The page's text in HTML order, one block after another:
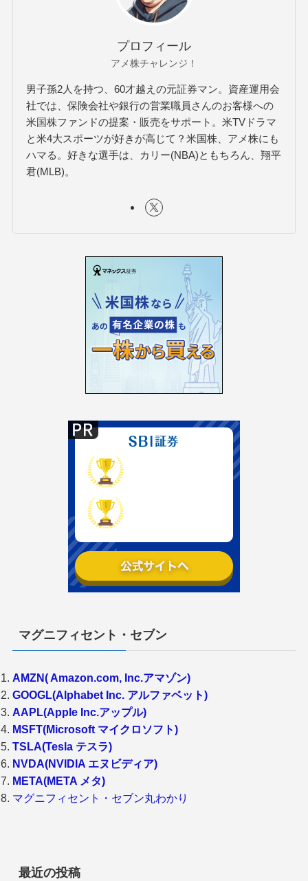
プロフィール
アメ株チャレンジ！
男子孫2人を持つ、60才越えの元証券マン。資産運用会
社では、保険会社や銀行の営業職員さんのお客様への
米国株ファンドの提案・販売をサポート。米TVドラマ
と米4大スポーツが好きが高じて？米国株、アメ株にも
ハマる。好きな選手は、カリー(NBA)ともちろん、翔平
君(MLB)。
マグニフィセント・セブン
AMZN( Amazon.com, Inc.アマゾン)
GOOGL(Alphabet Inc. アルファベット)
AAPL(Apple Inc.アップル)
MSFT(Microsoft マイクロソフト)
TSLA(Tesla テスラ)
NVDA(NVIDIA エヌビディア)
META(META メタ)
マグニフィセント・セブン丸わかり
最近の投稿